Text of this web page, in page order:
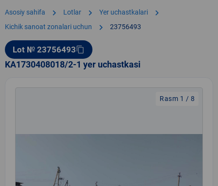
Asosiy sahifa chevron_right Lotlar chevron_right Yer uchastkalari chevron_right
Kichik sanoat zonalari uchun chevron_right 23756493
Lot № 23756493content_copy
KA1730408018/2-1 yer uchastkasi
Rasm 1 / 8